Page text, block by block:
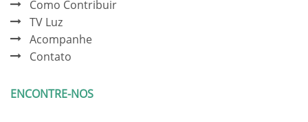
Como Contribuir
TV Luz
Acompanhe
Contato
ENCONTRE-NOS